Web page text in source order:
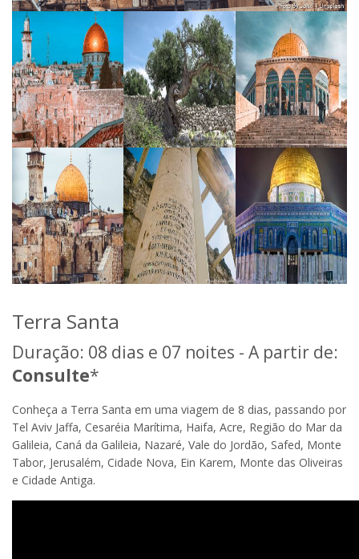
Terra Santa
Duração: 08 dias e 07 noites - A partir de:
Consulte*
Conheça a Terra Santa em uma viagem de 8 dias, passando por
Tel Aviv Jaffa, Cesaréia Marítima, Haifa, Acre, Região do Mar da
Galileia, Caná da Galileia, Nazaré, Vale do Jordão, Safed, Monte
Tabor, Jerusalém, Cidade Nova, Ein Karem, Monte das Oliveiras
e Cidade Antiga.